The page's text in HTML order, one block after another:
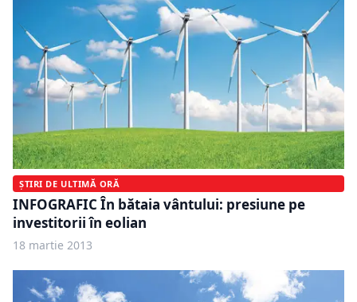
ȘTIRI DE ULTIMĂ ORĂ
INFOGRAFIC În bătaia vântului: presiune pe
investitorii în eolian
18 martie 2013